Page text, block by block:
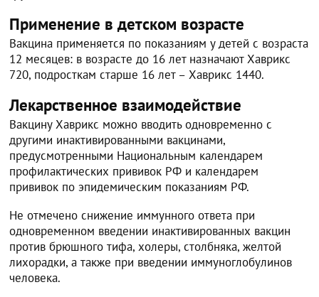
Применение в детском возрасте
Вакцина применяется по показаниям у детей с возраста
12 месяцев: в возрасте до 16 лет назначают Хаврикс
720, подросткам старше 16 лет – Хаврикс 1440.
Лекарственное взаимодействие
Вакцину Хаврикс можно вводить одновременно с
другими инактивированными вакцинами,
предусмотренными Национальным календарем
профилактических прививок РФ и календарем
прививок по эпидемическим показаниям РФ.
Не отмечено снижение иммунного ответа при
одновременном введении инактивированных вакцин
против брюшного тифа, холеры, столбняка, желтой
лихорадки, а также при введении иммуноглобулинов
человека.